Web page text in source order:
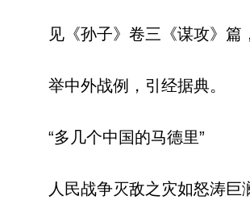
见《孙子》卷三《谋攻》篇
举中外战例，引经据典。
“多几个中国的马德里”
人民战争灭敌之灾如怒涛巨